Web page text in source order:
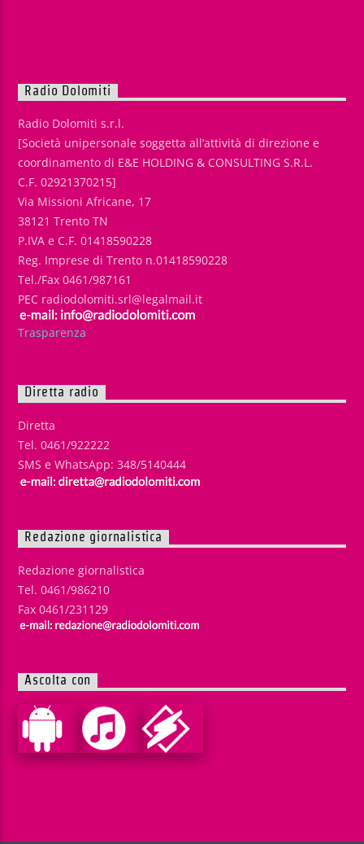
Radio Dolomiti
Radio Dolomiti s.r.l.
[Società unipersonale soggetta all’attività di direzione e
coordinamento di E&E HOLDING & CONSULTING S.R.L.
C.F. 02921370215]
Via Missioni Africane, 17
38121 Trento TN
P.IVA e C.F. 01418590228
Reg. Imprese di Trento n.01418590228
Tel./Fax 0461/987161
PEC radiodolomiti.srl@legalmail.it
Trasparenza
Diretta radio
Diretta
Tel. 0461/922222
SMS e WhatsApp: 348/5140444
Redazione giornalistica
Redazione giornalistica
Tel. 0461/986210
Fax 0461/231129
Ascolta con